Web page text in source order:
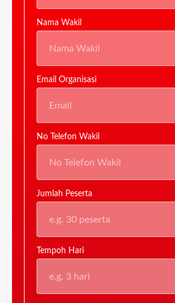
Nama Wakil
Email Organisasi
No Telefon Wakil
Jumlah Peserta
Tempoh Hari